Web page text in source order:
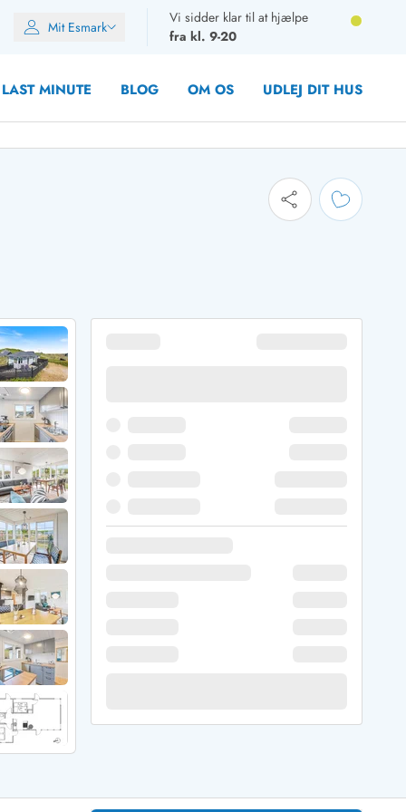
Mit Esmark
Vi sidder klar til at hjælpe
fra kl. 9-20
LAST MINUTE BLOG OM OS UDLEJ DIT HUS